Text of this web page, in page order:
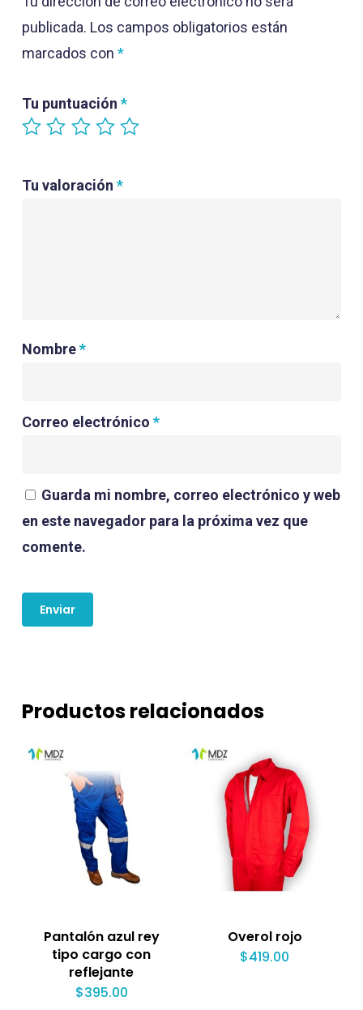
publicada. Los campos obligatorios están
marcados con *
Tu puntuación *
Tu valoración *
Nombre*
Correo electrónico *
Guarda mi nombre, correo electrónico y web
en este navegador para la próxima vez que
comente.
Productos relacionados
Pantalón azul rey
tipo cargo con
reflejante
$395.00
Overol rojo
$419.00